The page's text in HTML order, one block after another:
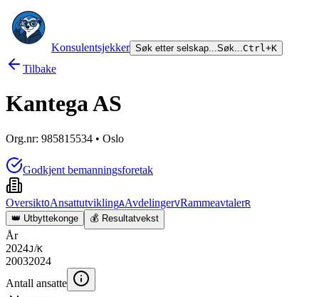
Konsulentsjekker Søk etter selskap...Søk...Ctrl+K
Tilbake
Kantega AS
Org.nr: 985815534 • Oslo
Godkjent bemanningsforetak
OversiktOAnsattutviklingAAvdelingerVRammeavtalerR
👑 Utbyttekonge
💰 Resultatvekst
År
2024J/K
20032024
Antall ansatte